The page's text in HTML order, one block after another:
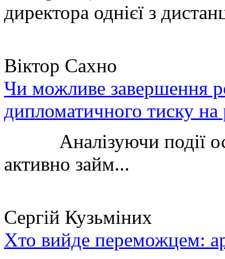
директора однієї з
Віктор Сахно
Чи можливе завершення
дипломатичного тиску
Аналізуючи події
активно займ...
Сергій Кузьміних
Хто вийде переможцем: